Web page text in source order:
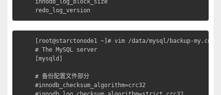
innodb_log_block_size
redo_log_version
[root@starctonode1 ~]# vim /data/mysql/backup-my.cnf
# The MySQL server
[mysqld]
# 备份配置文件部分
#innodb_checksum_algorithm=crc32